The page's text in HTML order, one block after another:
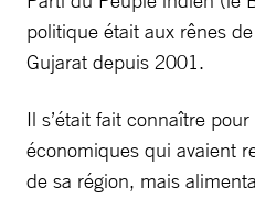
politique était aux rênes de
Gujarat depuis 2001.
Il s’était fait connaître
économiques qui avaient
de sa région, mais